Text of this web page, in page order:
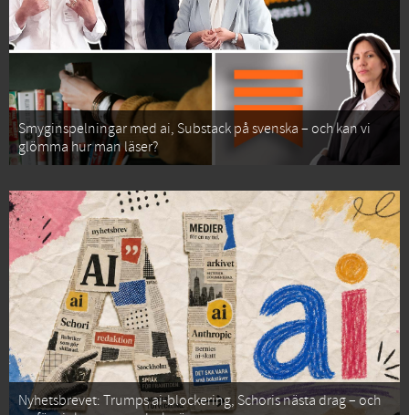
Smyginspelningar med ai, Substack på svenska – och kan vi
glömma hur man läser?
Nyhetsbrevet: Trumps ai-blockering, Schoris nästa drag – och